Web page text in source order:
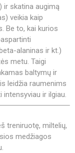
ir skatina augimą
veikia kaip
Be to, kai kurios
alaninas ir kt.)
metu. Taigi
baltymų ir
leidžia raumenims
ir ilgiau.
treniruotę, miltelių,
medžiagos